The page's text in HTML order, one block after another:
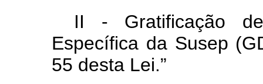
II - Gratificação
Específica da Susep
55 desta Lei.”